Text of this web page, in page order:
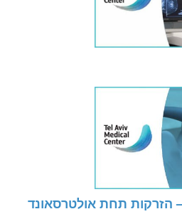
הזרקות תחת אולטרסאונד